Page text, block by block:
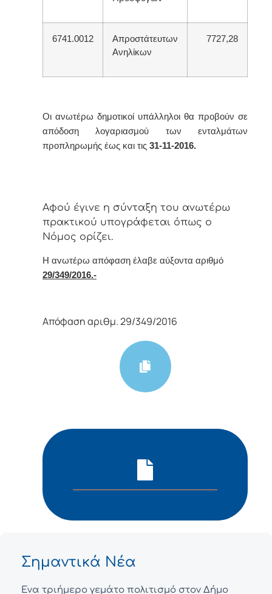
6741.0012
Απροστάτευτων
Ανηλίκων
7727,28
Οι ανωτέρω δημοτικοί υπάλληλοι θα προβούν σε
απόδοση λογαριασμού των ενταλμάτων
προπληρωμής έως και τις 31-11-2016.
Αφoύ έγιvε η σύvταξη τoυ αvωτέρω
πρακτικoύ υπoγράφεται όπως o
Νόμoς oρίζει.
Η αvωτέρω απόφαση έλαβε αύξοντα αριθμό
29/349/2016.-
Απόφαση αριθμ. 29/349/2016
Σημαντικά Νέα
Ένα τριήμερο γεμάτο πολιτισμό στον Δήμο